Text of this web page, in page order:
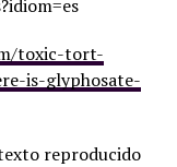
toxic-tort-
is-glyphosate-
reproducido